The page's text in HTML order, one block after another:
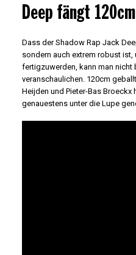
Deep fängt
Dass der Shadow Rap Jack
sondern auch extrem robust
fertigzuwerden, kann man nicht
veranschaulichen. 120cm
Heijden und Pieter-Bas Broeckx
genauestens unter die Lupe